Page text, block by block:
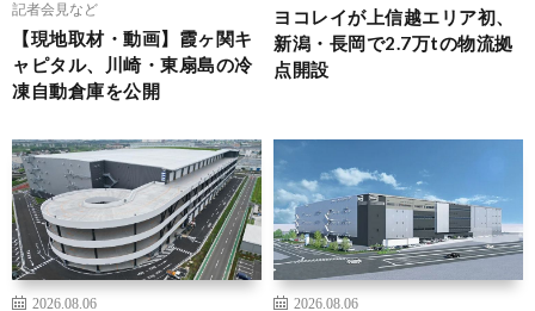
記者会見など
【現地取材・動画】霞ヶ関キ
ャピタル、川崎・東扇島の冷
凍自動倉庫を公開
ヨコレイが上信越エリア初、
新潟・長岡で2.7万tの物流拠
点開設
2026.08.06
2026.08.06